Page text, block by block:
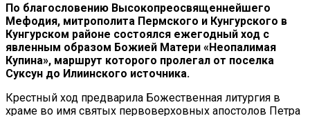
По благословению Высокопреосвященнейшего
Мефодия, митрополита Пермского и Кунгурского в
Кунгурском районе состоялся ежегодный ход с
явленным образом Божией Матери «Неопалимая
Купина», маршрут которого пролегал от поселка
Суксун до Илиинского источника.
Крестный ход предварила Божественная литургия в
храме во имя святых первоверховных апостолов Петра